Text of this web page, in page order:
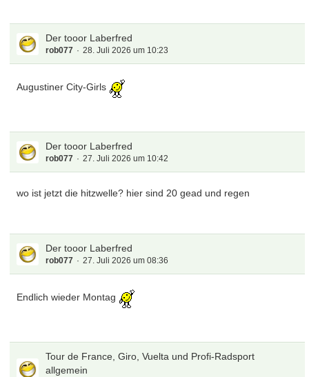
Der tooor Laberfred
rob077 28. Juli 2026 um 10:23
Augustiner City-Girls
Der tooor Laberfred
rob077 27. Juli 2026 um 10:42
wo ist jetzt die hitzwelle? hier sind 20 gead und regen
Der tooor Laberfred
rob077 27. Juli 2026 um 08:36
Endlich wieder Montag
Tour de France, Giro, Vuelta und Profi-Radsport
allgemein